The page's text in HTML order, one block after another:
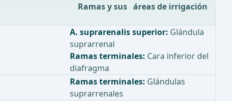
Ramas y sus áreas de irrigación
A. suprarenalis superior: Glándula
suprarrenal
Ramas terminales: Cara inferior del
diafragma
Ramas terminales: Glándulas
suprarrenales